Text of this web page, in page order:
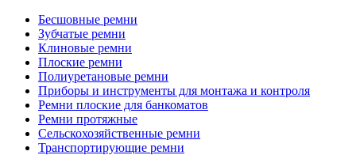
Бесшовные ремни
Зубчатые ремни
Клиновые ремни
Плоские ремни
Полиуретановые ремни
Приборы и инструменты для монтажа и контроля
Ремни плоские для банкоматов
Ремни протяжные
Сельскохозяйственные ремни
Транспортирующие ремни